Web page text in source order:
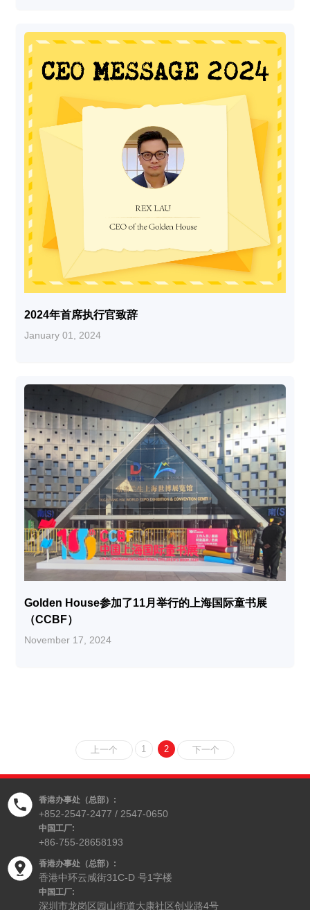
2024年首席执行官致辞
January 01, 2024
Golden House参加了11月举行的上海国际童书展
（CCBF）
November 17, 2024
香港办事处（总部）:
+852-2547-2477 / 2547-0650
中国工厂:
+86-755-28658193
香港办事处（总部）:
香港中环云咸街31C-D 号1字楼
中国工厂:
深圳市龙岗区园山街道大康社区创业路4号